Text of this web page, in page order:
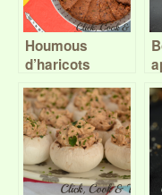
Houmous
d’haricots
rouges au
paprika – Battle
Food #43